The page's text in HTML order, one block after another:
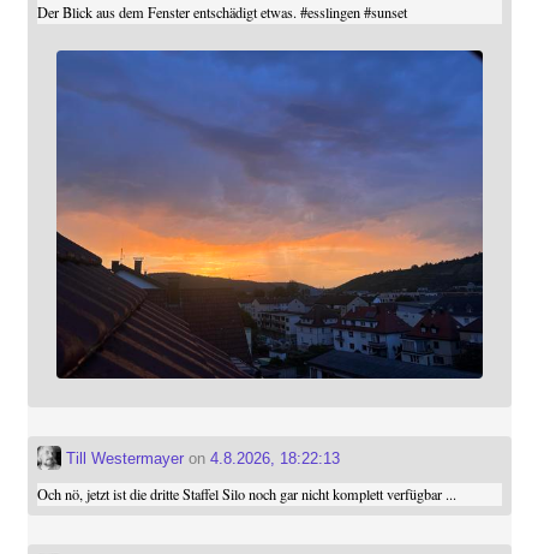
Der Blick aus dem Fenster entschädigt etwas. #esslingen #sunset
Till Westermayeron 4.8.2026, 18:22:13
Och nö, jetzt ist die dritte Staffel Silo noch gar nicht komplett verfügbar ...